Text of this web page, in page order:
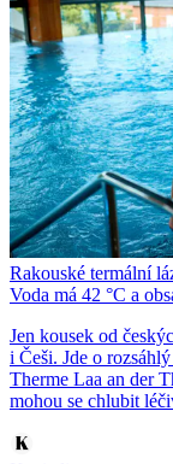
Rakouské termální
Voda má 42 °C a
Jen kousek od
i Češi. Jde o
Therme Laa an der
mohou se chlubit